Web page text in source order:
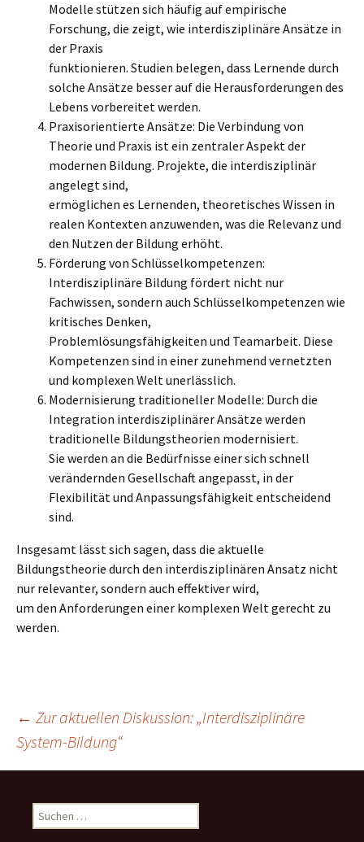
Modelle stützen sich häufig auf empirische
Forschung, die zeigt, wie interdisziplinäre Ansätze in
der Praxis
funktionieren. Studien belegen, dass Lernende durch
solche Ansätze besser auf die Herausforderungen des
Lebens vorbereitet werden.
Praxisorientierte Ansätze: Die Verbindung von
Theorie und Praxis ist ein zentraler Aspekt der
modernen Bildung. Projekte, die interdisziplinär
angelegt sind,
ermöglichen es Lernenden, theoretisches Wissen in
realen Kontexten anzuwenden, was die Relevanz und
den Nutzen der Bildung erhöht.
Förderung von Schlüsselkompetenzen:
Interdisziplinäre Bildung fördert nicht nur
Fachwissen, sondern auch Schlüsselkompetenzen wie
kritisches Denken,
Problemlösungsfähigkeiten und Teamarbeit. Diese
Kompetenzen sind in einer zunehmend vernetzten
und komplexen Welt unerlässlich.
Modernisierung traditioneller Modelle: Durch die
Integration interdisziplinärer Ansätze werden
traditionelle Bildungstheorien modernisiert.
Sie werden an die Bedürfnisse einer sich schnell
verändernden Gesellschaft angepasst, in der
Flexibilität und Anpassungsfähigkeit entscheidend
sind.
Insgesamt lässt sich sagen, dass die aktuelle
Bildungstheorie durch den interdisziplinären Ansatz nicht
nur relevanter, sondern auch effektiver wird,
um den Anforderungen einer komplexen Welt gerecht zu
werden.
Beitragsnavigation
← Zur aktuellen Diskussion: „Interdisziplinäre
System-Bildung“
Suchen
nach: